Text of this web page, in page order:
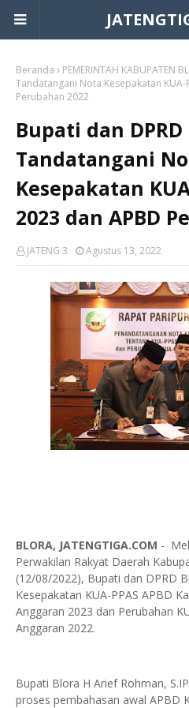
Beranda PEMERINTAH KABUPATEN
Tandatangani Nota Kesepakatan KUA-
Perubahan 2022
Bupati dan DPRD
Tandatangani
Kesepakatan
2023 dan APBD
JATENG 3 Agustus 13, 2022
BLORA, JATENGTIGA.COM -
Perwakilan Rakyat Daerah
(12/08/2022), Bupati dan DPRD
Kesepakatan KUA-PPAS APBD
Anggaran 2023 dan Perubahan
Anggaran 2022.
Bupati Blora H Arief Rohman,
proses pembahasan awal APBD